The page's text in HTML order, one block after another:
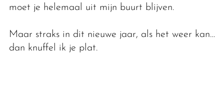
moet je helemaal uit mijn buurt blijven.
Maar straks in dit nieuwe jaar, als het weer kan…
dan knuffel ik je plat.